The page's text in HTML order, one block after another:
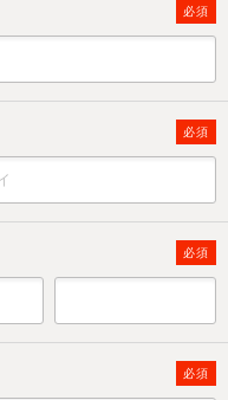
必須
必須
必須
必須